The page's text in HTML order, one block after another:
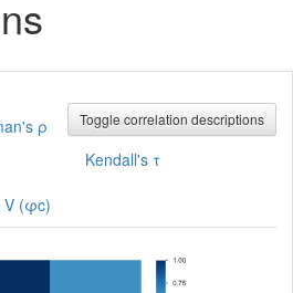
Toggle correlation descriptions
ρ
Kendall's τ
V (φc)